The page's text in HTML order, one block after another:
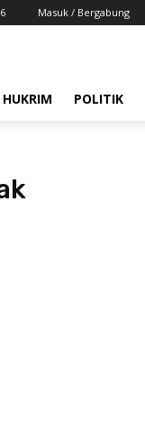
Masuk / Bergabung
HUKRIM POLITIK